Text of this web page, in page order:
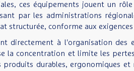
ces équipements jouent un
par les administrations
structurée, conforme aux
directement à l'organisation
la concentration et limite les
durables, ergonomiques